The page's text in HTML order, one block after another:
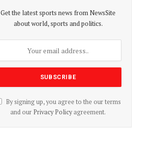
Get the latest sports news from NewsSite
about world, sports and politics.
By signing up, you agree to the our terms
and our Privacy Policyagreement.